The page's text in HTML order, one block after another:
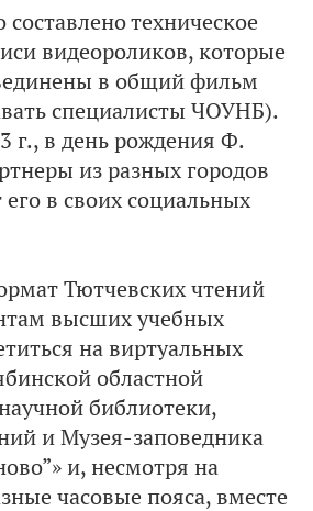
техническое
видеороликов, которые
в общий фильм
специалисты ЧОУНБ).
г., в день рождения Ф.
из разных городов
его в своих социальных
Тютчевских чтений
высших учебных
на виртуальных
областной
библиотеки,
и Музея-заповедника
и, несмотря на
часовые пояса, вместе